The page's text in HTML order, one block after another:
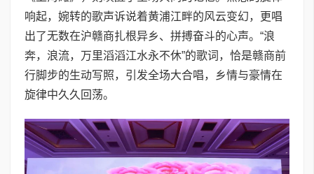
响起，婉转的歌声诉说着黄浦江畔的风云变幻，更唱
出了无数在沪赣商扎根异乡、拼搏奋斗的心声。“浪
奔，浪流，万里滔滔江水永不休”的歌词，恰是赣商前
行脚步的生动写照，引发全场大合唱，乡情与豪情在
旋律中久久回荡。